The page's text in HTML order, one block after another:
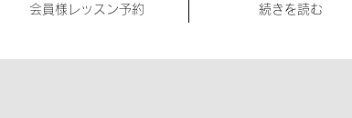
会員様レッスン予約 続きを読む